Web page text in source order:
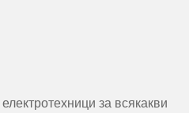
за всякакви